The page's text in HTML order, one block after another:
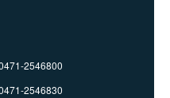
2546800
2546830